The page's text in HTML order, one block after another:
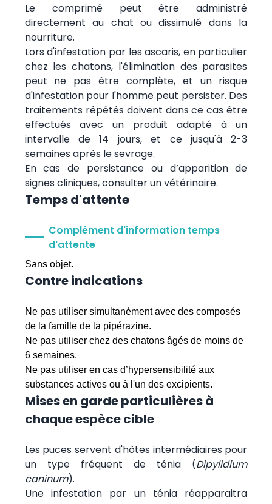
Le comprimé peut être administré
directement au chat ou dissimulé dans la
nourriture.
Lors d'infestation par les ascaris, en particulier
chez les chatons, l'élimination des parasites
peut ne pas être complète, et un risque
d'infestation pour l'homme peut persister. Des
traitements répétés doivent dans ce cas être
effectués avec un produit adapté à un
intervalle de 14 jours, et ce jusqu'à 2-3
semaines après le sevrage.
En cas de persistance ou d’apparition de
signes cliniques, consulter un vétérinaire.
Temps d'attente
Complément d'information temps
d'attente
Sans objet.
Contre indications
Ne pas utiliser simultanément avec des composés
de la famille de la pipérazine.
Ne pas utiliser chez des chatons âgés de moins de
6 semaines.
Ne pas utiliser en cas d’hypersensibilité aux
substances actives ou à l'un des excipients.
Mises en garde particulières à
chaque espèce cible
Les puces servent d'hôtes intermédiaires pour
un type fréquent de ténia (Dipylidium
caninum).
Une infestation par un ténia réapparaitra